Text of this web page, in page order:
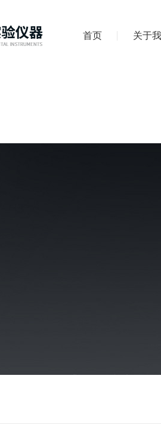
首页 关于